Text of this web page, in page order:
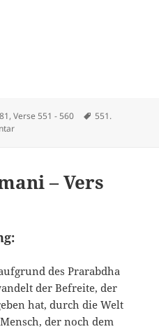
,Verse 551 - 560 Schlagwörter
551.
zu Viveka Chudamani – Vers 551
– Vers
des Prarabdha
der Befreite, der
hat, durch die Welt
der noch dem